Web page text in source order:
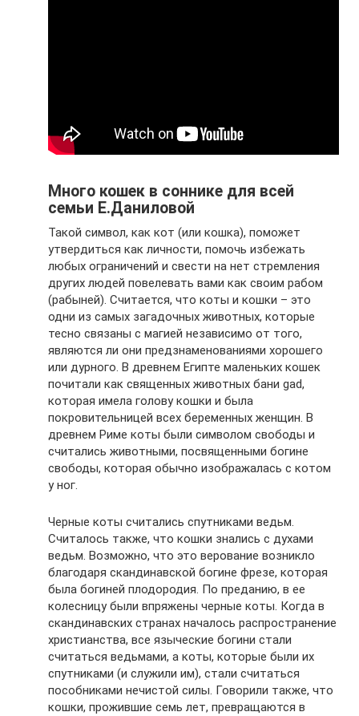
Много кошек в соннике для всей
семьи Е.Даниловой
Такой символ, как кот (или кошка), поможет
утвердиться как личности, помочь избежать
любых ограничений и свести на нет стремления
других людей повелевать вами как своим рабом
(рабыней). Считается, что коты и кошки – это
одни из самых загадочных животных, которые
тесно связаны с магией независимо от того,
являются ли они предзнаменованиями хорошего
или дурного. В древнем Египте маленьких кошек
почитали как священных животных бани gad,
которая имела голову кошки и была
покровительницей всех беременных женщин. В
древнем Риме коты были символом свободы и
считались животными, посвященными богине
свободы, которая обычно изображалась с котом
у ног.
Черные коты считались спутниками ведьм.
Считалось также, что кошки знались с духами
ведьм. Возможно, что это верование возникло
благодаря скандинавской богине фрезе, которая
была богиней плодородия. По преданию, в ее
колесницу были впряжены черные коты. Когда в
скандинавских странах началось распространение
христианства, все языческие богини стали
считаться ведьмами, а коты, которые были их
спутниками (и служили им), стали считаться
пособниками нечистой силы. Говорили также, что
кошки, прожившие семь лет, превращаются в